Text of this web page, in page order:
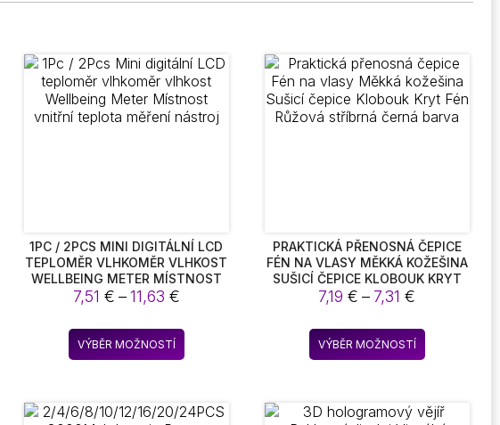
1PC / 2PCS MINI DIGITÁLNÍ LCD
TEPLOMĚR VLHKOMĚR VLHKOST
WELLBEING METER MÍSTNOST
VNITŘNÍ TEPLOTA MĚŘENÍ
7,51 € –11,63 €Rozpětí
7,51 €
až
VÝBĚR MOŽNOSTÍ
Tento
produkt
variant.
PRAKTICKÁ PŘENOSNÁ ČEPICE
FÉN NA VLASY MĚKKÁ KOŽEŠINA
SUŠICÍ ČEPICE KLOBOUK KRYT
FÉN RŮŽOVÁ STŘÍBRNÁ ČERNÁ
7,19€ – 7,31€
7,19 €
až
VÝBĚR MOŽNOSTÍ
Tento
produkt
variant.